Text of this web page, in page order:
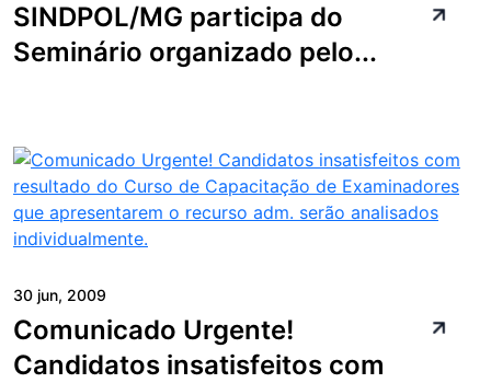
SINDPOL/MG participa do
Seminário organizado pelo...
30 jun, 2009
Comunicado Urgente!
Candidatos insatisfeitos com